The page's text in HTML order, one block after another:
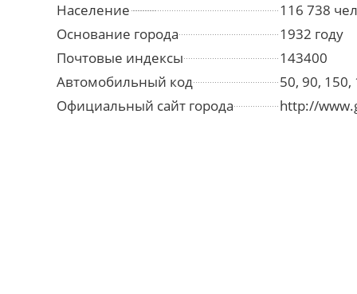
Население
116 738
Основание города
1932 году
Почтовые индексы
143400
Автомобильный код
50, 90, 150,
Официальный сайт города
http://